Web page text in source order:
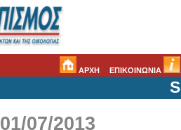
ΑΡΧΗ ΕΠΙΚΟΙΝΩΝΙΑ
01/07/2013